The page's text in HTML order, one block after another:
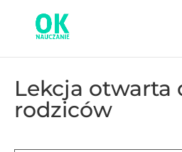
Lekcja otwarta
rodziców